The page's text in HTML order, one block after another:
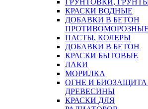
ГРУНТОВКИ,
КРАСКИ ВОДНЫЕ
ДОБАВКИ В БЕТОН
ПРОТИВОМОРОЗНЫЕ
ПАСТЫ, КОЛЕРЫ
ДОБАВКИ В БЕТОН
КРАСКИ БЫТОВЫЕ
ЛАКИ
МОРИЛКА
ОГНЕ И
ДРЕВЕСИНЫ
КРАСКИ ДЛЯ